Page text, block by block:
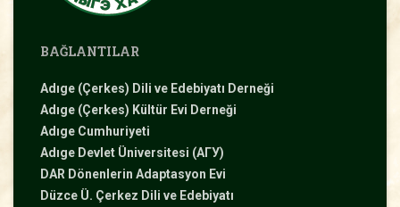
BAĞLANTILAR
Adıge (Çerkes) Dili ve Edebiyatı Derneği
Adıge (Çerkes) Kültür Evi Derneği
Adıge Cumhuriyeti
Adıge Devlet Üniversitesi (АГУ)
DAR Dönenlerin Adaptasyon Evi
Düzce Ü. Çerkez Dili ve Edebiyatı